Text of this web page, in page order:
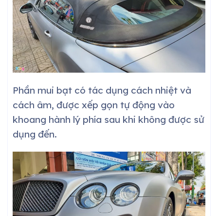
Phần mui bạt có tác dụng cách nhiệt và
cách âm, được xếp gọn tự động vào
khoang hành lý phía sau khi không được sử
dụng đến.